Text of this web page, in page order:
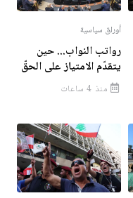
أوراق سياسية
رواتب النواب... حين
يتقدّم الامتياز على الحقّ
منذ 4 ساعات